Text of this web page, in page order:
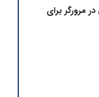
برای